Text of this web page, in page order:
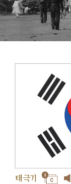
태극기